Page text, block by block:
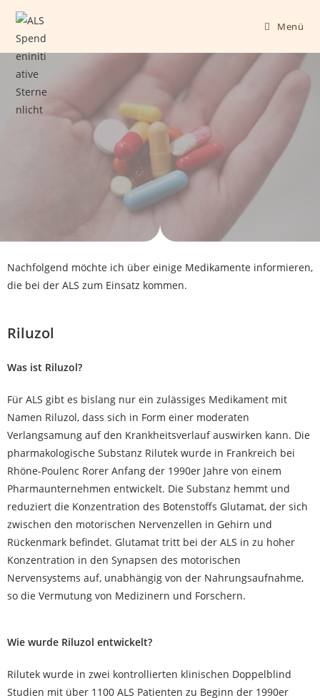
Menü
Nachfolgend möchte ich über einige Medikamente informieren,
die bei der ALS zum Einsatz kommen.
Riluzol
Was ist Riluzol?
Für ALS gibt es bislang nur ein zulässiges Medikament mit
Namen Riluzol, dass sich in Form einer moderaten
Verlangsamung auf den Krankheitsverlauf auswirken kann. Die
pharmakologische Substanz Rilutek wurde in Frankreich bei
Rhöne-Poulenc Rorer Anfang der 1990er Jahre von einem
Pharmaunternehmen entwickelt. Die Substanz hemmt und
reduziert die Konzentration des Botenstoffs Glutamat, der sich
zwischen den motorischen Nervenzellen in Gehirn und
Rückenmark befindet. Glutamat tritt bei der ALS in zu hoher
Konzentration in den Synapsen des motorischen
Nervensystems auf, unabhängig von der Nahrungsaufnahme,
so die Vermutung von Medizinern und Forschern.
Wie wurde Riluzol entwickelt?
Rilutek wurde in zwei kontrollierten klinischen Doppelblind
Studien mit über 1100 ALS Patienten zu Beginn der 1990er